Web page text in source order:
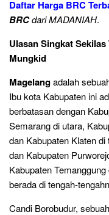
Daftar Harga BRC
BRCdari MADANIAH.
Ulasan Singkat
Mungkid
Magelangadalah
Ibu kota Kabupaten ini
berbatasan dengan
Semarang di utara,
dan Kabupaten Klaten
dan Kabupaten
Kabupaten
berada di tengah-
Candi Borobudur,